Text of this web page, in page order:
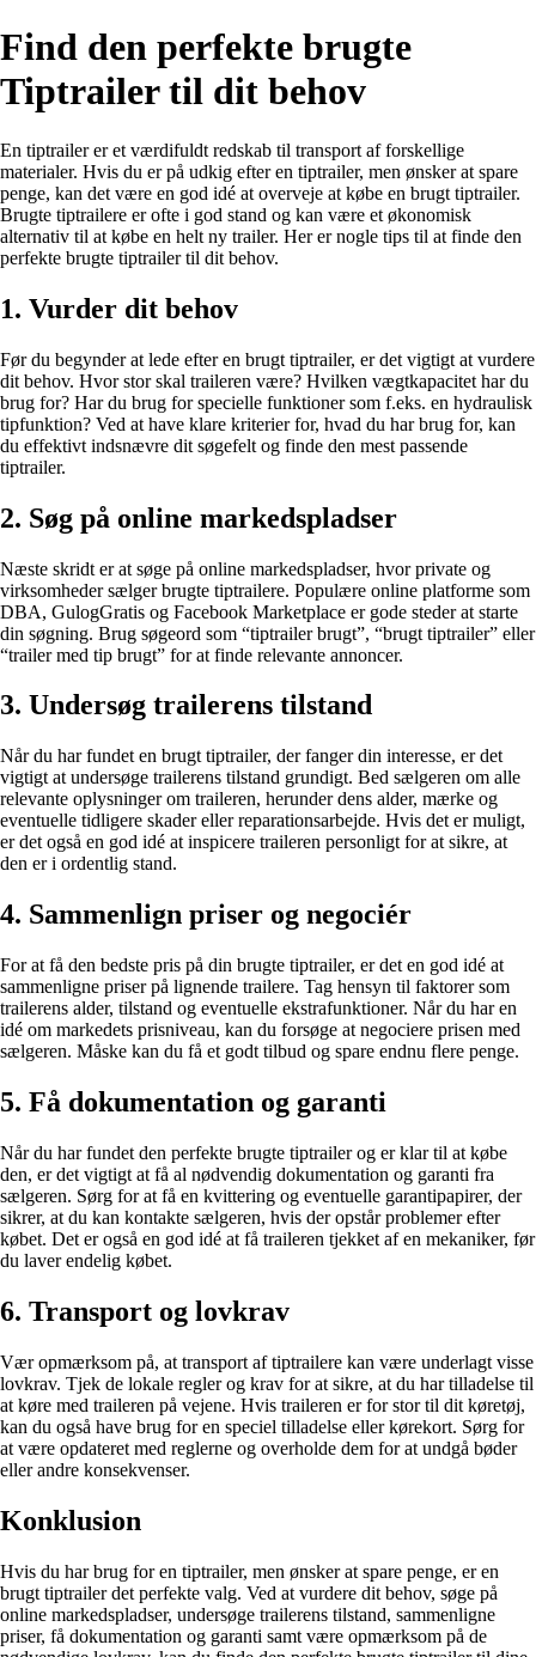
Find den perfekte brugte
Tiptrailer til dit behov
En tiptrailer er et værdifuldt redskab til transport af forskellige
materialer. Hvis du er på udkig efter en tiptrailer, men ønsker at spare
penge, kan det være en god idé at overveje at købe en brugt tiptrailer.
Brugte tiptrailere er ofte i god stand og kan være et økonomisk
alternativ til at købe en helt ny trailer. Her er nogle tips til at finde den
perfekte brugte tiptrailer til dit behov.
1. Vurder dit behov
Før du begynder at lede efter en brugt tiptrailer, er det vigtigt at vurdere
dit behov. Hvor stor skal traileren være? Hvilken vægtkapacitet har du
brug for? Har du brug for specielle funktioner som f.eks. en hydraulisk
tipfunktion? Ved at have klare kriterier for, hvad du har brug for, kan
du effektivt indsnævre dit søgefelt og finde den mest passende
tiptrailer.
2. Søg på online markedspladser
Næste skridt er at søge på online markedspladser, hvor private og
virksomheder sælger brugte tiptrailere. Populære online platforme som
DBA, GulogGratis og Facebook Marketplace er gode steder at starte
din søgning. Brug søgeord som “tiptrailer brugt”, “brugt tiptrailer” eller
“trailer med tip brugt” for at finde relevante annoncer.
3. Undersøg trailerens tilstand
Når du har fundet en brugt tiptrailer, der fanger din interesse, er det
vigtigt at undersøge trailerens tilstand grundigt. Bed sælgeren om alle
relevante oplysninger om traileren, herunder dens alder, mærke og
eventuelle tidligere skader eller reparationsarbejde. Hvis det er muligt,
er det også en god idé at inspicere traileren personligt for at sikre, at
den er i ordentlig stand.
4. Sammenlign priser og negociér
For at få den bedste pris på din brugte tiptrailer, er det en god idé at
sammenligne priser på lignende trailere. Tag hensyn til faktorer som
trailerens alder, tilstand og eventuelle ekstrafunktioner. Når du har en
idé om markedets prisniveau, kan du forsøge at negociere prisen med
sælgeren. Måske kan du få et godt tilbud og spare endnu flere penge.
5. Få dokumentation og garanti
Når du har fundet den perfekte brugte tiptrailer og er klar til at købe
den, er det vigtigt at få al nødvendig dokumentation og garanti fra
sælgeren. Sørg for at få en kvittering og eventuelle garantipapirer, der
sikrer, at du kan kontakte sælgeren, hvis der opstår problemer efter
købet. Det er også en god idé at få traileren tjekket af en mekaniker, før
du laver endelig købet.
6. Transport og lovkrav
Vær opmærksom på, at transport af tiptrailere kan være underlagt visse
lovkrav. Tjek de lokale regler og krav for at sikre, at du har tilladelse til
at køre med traileren på vejene. Hvis traileren er for stor til dit køretøj,
kan du også have brug for en speciel tilladelse eller kørekort. Sørg for
at være opdateret med reglerne og overholde dem for at undgå bøder
eller andre konsekvenser.
Konklusion
Hvis du har brug for en tiptrailer, men ønsker at spare penge, er en
brugt tiptrailer det perfekte valg. Ved at vurdere dit behov, søge på
online markedspladser, undersøge trailerens tilstand, sammenligne
priser, få dokumentation og garanti samt være opmærksom på de